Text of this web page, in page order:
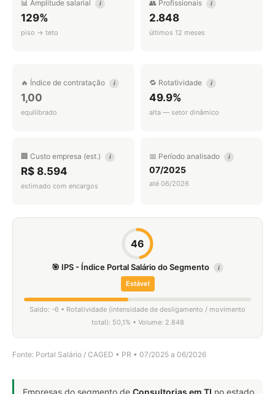
📊 Amplitude salarial i
129%
piso → teto
👥 Profissionais i
2.848
últimos 12 meses
🔥 Índice de contratação i
1,00
equilibrado
🔁 Rotatividade i
49.9%
alta — setor dinâmico
🏢 Custo empresa (est.) i
R$ 8.594
estimado com encargos
📅 Período analisado i
07/2025
até 06/2026
46
🎯 IPS - Índice Portal Salário do Segmento i
Estável
Saldo: -6 • Rotatividade (intensidade de desligamento / movimento
total): 50,1% • Volume: 2.848
Fonte: Portal Salário / CAGED • PR • 07/2025 a 06/2026
Empresas do segmento de Consultorias em TI no estado